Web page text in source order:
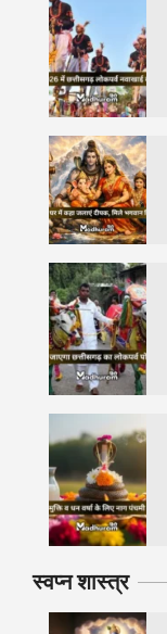
स्वप्न शास्त्र